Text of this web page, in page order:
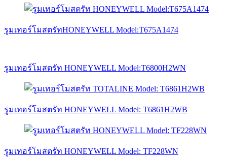
รูมเทอร์โมสตรัทHONEYWELL Model:T675A1474
รูมเทอร์โมสตรัท HONEYWELL Model:T6800H2WN
รูมเทอร์โมสตรัท HONEYWELL Model: T6861H2WB
รูมเทอร์โมสตรัท HONEYWELL Model: TF228WN